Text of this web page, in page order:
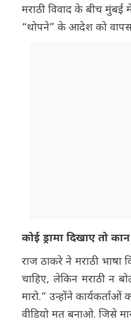
मराठी विवाद के बीच मुंबई
“थोपने” के आदेश को
कोई ड्रामा दिखाए तो
राज ठाकरे ने मराठी
चाहिए, लेकिन मराठी न
मारो.” उन्होंने
वीडियो मत बनाओ. जिसे